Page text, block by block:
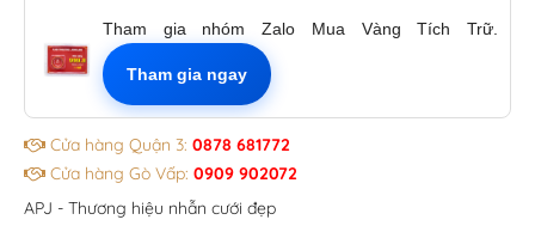
Tham gia nhóm Zalo Mua Vàng Tích Trữ.
Tham gia ngay
Cửa hàng Quận 3: 0878 681772
Cửa hàng Gò Vấp: 0909 902072
APJ - Thương hiệu nhẫn cưới đẹp